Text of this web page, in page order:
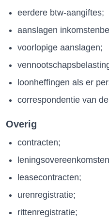
eerdere btw-aangiftes;
aanslagen
voorlopige aanslagen;
loonheffingen als er
correspondentie van
Overig
contracten;
leasecontracten;
urenregistratie;
rittenregistratie;